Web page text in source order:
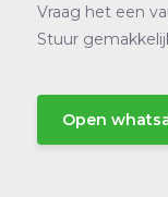
Vraag het een
Stuur
Open